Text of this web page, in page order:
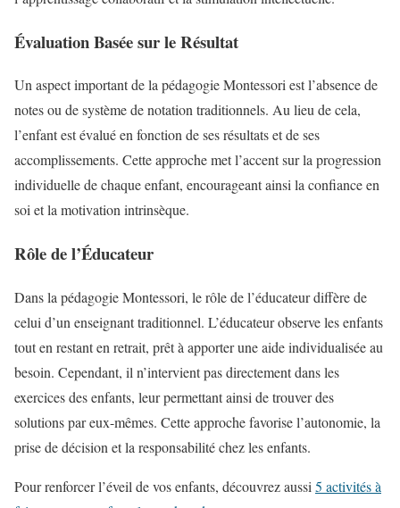
Évaluation Basée sur le Résultat
Un aspect important de la pédagogie Montessori est l’absence de
notes ou de système de notation traditionnels. Au lieu de cela,
l’enfant est évalué en fonction de ses résultats et de ses
accomplissements. Cette approche met l’accent sur la progression
individuelle de chaque enfant, encourageant ainsi la confiance en
soi et la motivation intrinsèque.
Rôle de l’Éducateur
Dans la pédagogie Montessori, le rôle de l’éducateur diffère de
celui d’un enseignant traditionnel. L’éducateur observe les enfants
tout en restant en retrait, prêt à apporter une aide individualisée au
besoin. Cependant, il n’intervient pas directement dans les
exercices des enfants, leur permettant ainsi de trouver des
solutions par eux-mêmes. Cette approche favorise l’autonomie, la
prise de décision et la responsabilité chez les enfants.
Pour renforcer l’éveil de vos enfants, découvrez aussi 5 activités à